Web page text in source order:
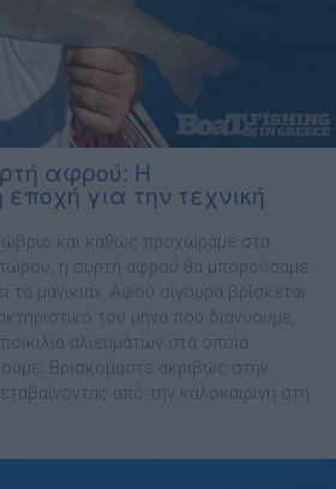
αφρού: Η
για την τεχνική
και καθώς προχωράµε στα
η συρτή αφρού θα µπορούσαµε
µανίκια». Αφού σίγουρα βρίσκεται
του µήνα που διανύουµε,
αλιευµάτων στα οποία
Βρισκόµαστε ακριβώς στην
από την καλοκαιρινή στη